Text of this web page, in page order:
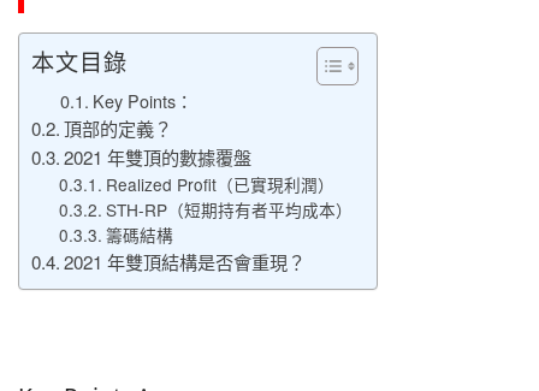
本文目錄
Key Points：
頂部的定義？
2021 年雙頂的數據覆盤
Realized Profit（已實現利潤）
STH-RP（短期持有者平均成本）
籌碼結構
2021 年雙頂結構是否會重現？